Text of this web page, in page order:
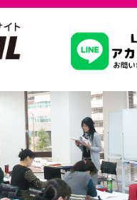
習いたいこ
スクールを